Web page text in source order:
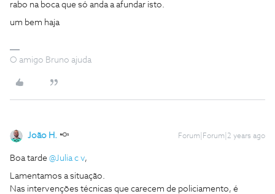
rabo na boca que só anda a afundar isto.
um bem haja
O amigo Bruno ajuda
João H. Forum|Forum|2 years ago
Boa tarde @Julia c v,
Lamentamos a situação.
Nas intervenções técnicas que carecem de policiamento, é